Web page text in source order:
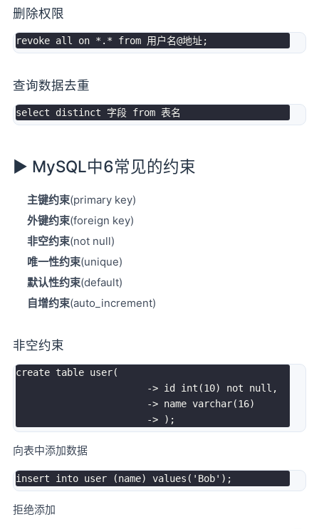
删除权限
revoke all on * . * from 用户名@地址;
查询数据去重
select distinct 字段 from
► MySQL中6常见的约束
主键约束(primary key)
外键约束(foreign key)
非空约束(not null)
唯一性约束(unique)
默认性约束(default)
自增约束(auto_increment)
非空约束
create table user(
-> id int (10) not null ,
-> name varchar(16)
-> ) ;
向表中添加数据
insert into user (name) values ( 'Bob' ) ;
拒绝添加